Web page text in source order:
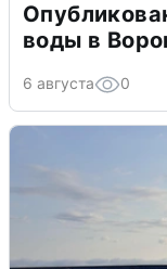
воды в
6 августа 0